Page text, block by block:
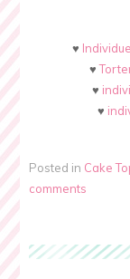
♥
♥
♥
♥
Posted in Cake
comments